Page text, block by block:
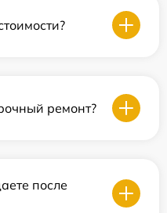
ремонт?
после